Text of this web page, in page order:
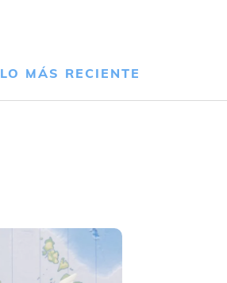
LO MÁS RECIENTE